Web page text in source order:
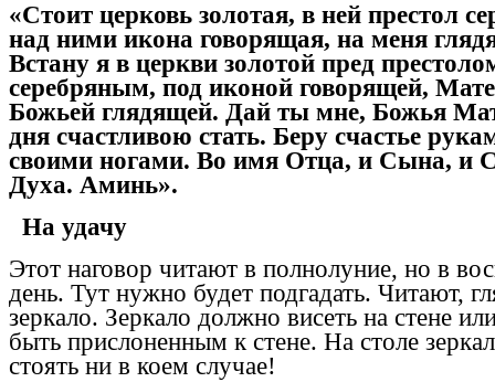
«Стоит церковь золотая, в ней престол
над ними икона говорящая, на меня
Встану я в церкви золотой пред
серебряным, под иконой говорящей,
Божьей глядящей. Дай ты мне, Божья
дня счастливою стать. Беру счастье
своими ногами. Во имя Отца, и Сына, и
Духа. Аминь».
На удачу
Этот наговор читают в полнолуние, но в
день. Тут нужно будет подгадать. Читают,
зеркало. Зеркало должно висеть на стене
быть прислоненным к стене. На столе
стоять ни в коем случае!